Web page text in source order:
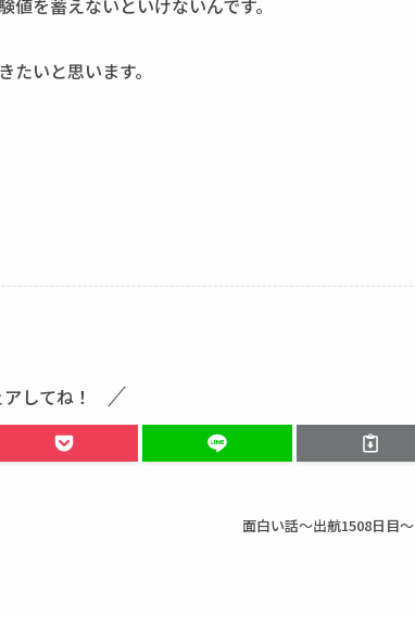
を蓄えないといけないんです。
いと思います。
してね！
面白い話～出航1508日目～